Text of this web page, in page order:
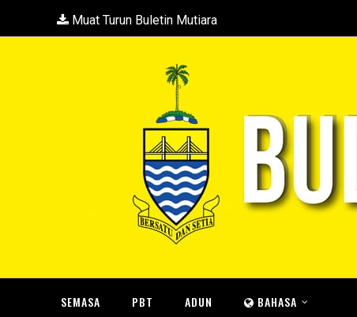
Muat Turun Buletin Mutiara
SEMASA PBT ADUN BAHASA